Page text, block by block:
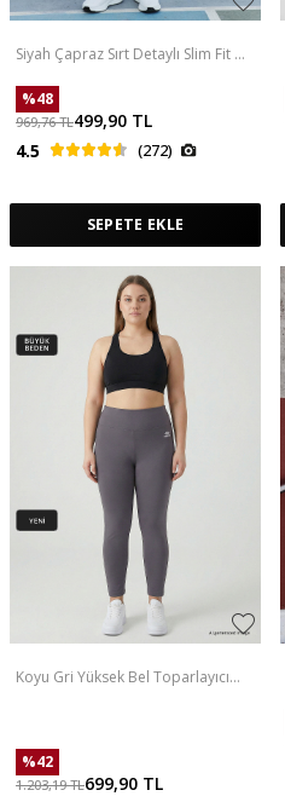
Siyah Çapraz Sırt Detaylı Slim Fit U
97121
%48
969,76TL499,90 TL
4.5
(272)
SEPETE EKLE
Koyu Gri Yüksek Bel Toparlayıcı
%42
1.203,19TL699,90 TL